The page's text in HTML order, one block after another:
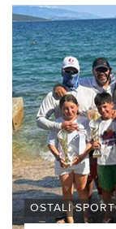
OSTALI